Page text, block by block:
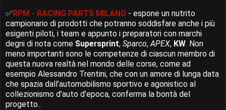
✅ RPM - RACING PARTS MILANO - espone un nutrito
campionario di prodotti che potranno soddisfare anche i più
esigenti piloti, i team e appunto i preparatori con marchi
degni di nota come Supersprint, Sparco,APEX, KW. Non
meno importanti sono le competenze di ciascun membro di
questa nuova realtà nel mondo delle corse, come ad
esempio Alessandro Trentini, che con un amore di lunga data
che spazia dall’automobilismo sportivo e agonistico al
collezionismo d’auto d’epoca, conferma la bontà del
progetto..